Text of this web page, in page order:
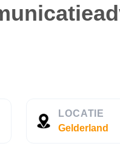
LOCATIE
Gelderland